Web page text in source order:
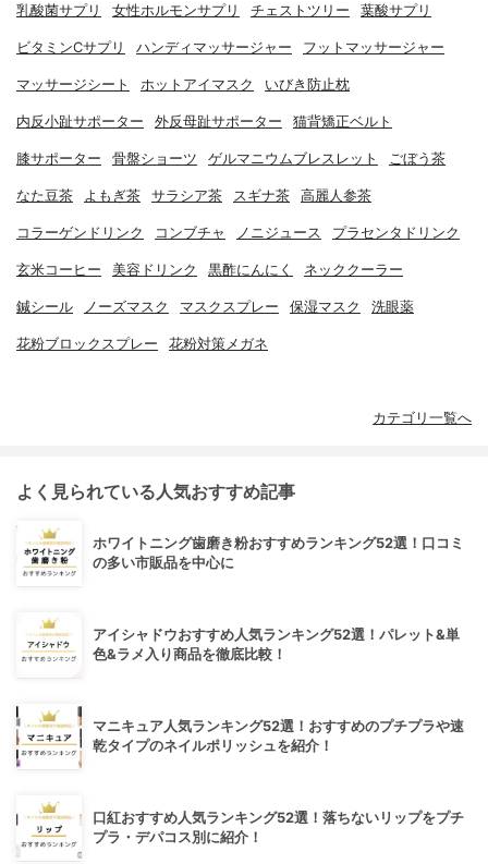
乳酸菌サプリ 女性ホルモンサプリ チェストツリー 葉酸サプリ
ビタミンCサプリ ハンディマッサージャー フットマッサージャー
マッサージシート ホットアイマスク いびき防止枕
内反小趾サポーター 外反母趾サポーター 猫背矯正ベルト
膝サポーター 骨盤ショーツ ゲルマニウムブレスレット ごぼう茶
なた豆茶 よもぎ茶 サラシア茶 スギナ茶 高麗人参茶
コラーゲンドリンク コンブチャ ノニジュース プラセンタドリンク
玄米コーヒー 美容ドリンク 黒酢にんにく ネッククーラー
鍼シール ノーズマスク マスクスプレー 保湿マスク 洗眼薬
花粉ブロックスプレー 花粉対策メガネ
カテゴリ一覧へ
よく見られている人気おすすめ記事
ホワイトニング歯磨き粉おすすめランキング52選！口コミ
の多い市販品を中心に
アイシャドウおすすめ人気ランキング52選！パレット&単
色&ラメ入り商品を徹底比較！
マニキュア人気ランキング52選！おすすめのプチプラや速
乾タイプのネイルポリッシュを紹介！
口紅おすすめ人気ランキング52選！落ちないリップをプチ
プラ・デパコス別に紹介！